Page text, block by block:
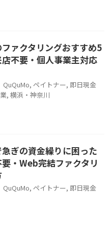
ァクタリングおすすめ5
不要・個人事業主対応
QuQuMo, ペイトナー, 即日現金
, 横浜・神奈川
ぎの資金繰りに困った
・Web完結ファクタリ
QuQuMo, ペイトナー, 即日現金